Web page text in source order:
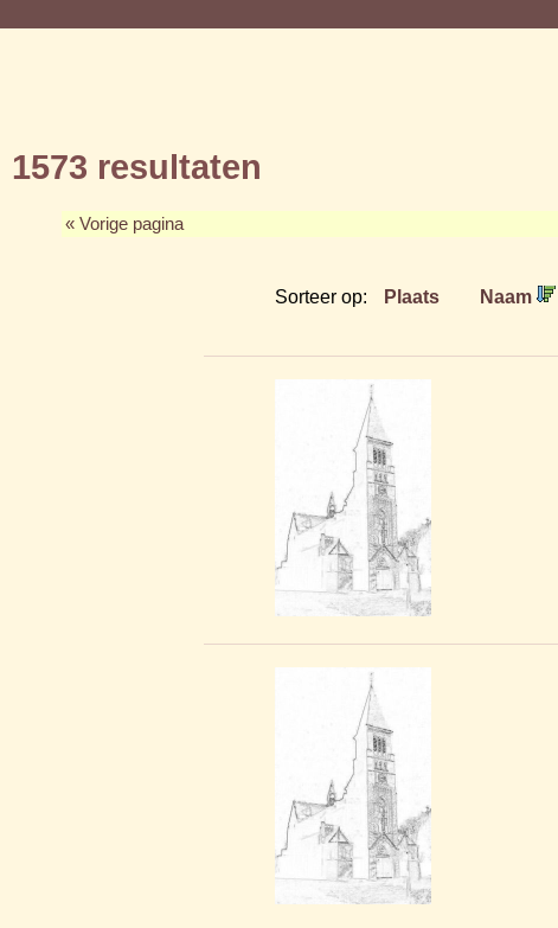
1573 resultaten
« Vorige pagina
Sorteer op: Plaats Naam